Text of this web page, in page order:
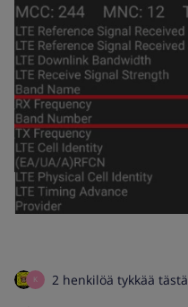
K 2 henkilöä tykkää tästä